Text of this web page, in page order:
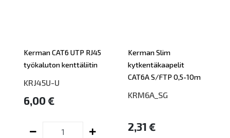
Kerman CAT6 UTP RJ45
työkaluton kenttäliitin
KRJ45U-U
6,00 €
Kerman Slim
kytkentäkaapelit
CAT6A S/FTP 0,5-10m
KRM6A_SG
2,31 €